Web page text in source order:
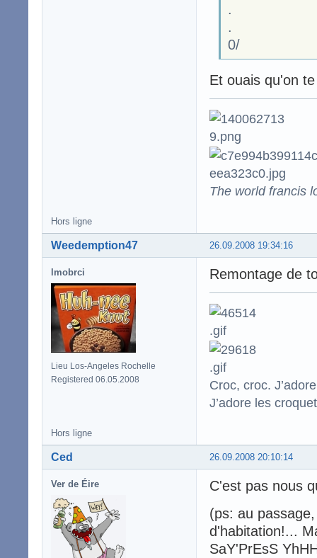
.
.
0/
Et ouais qu'on
The world francis
Hors ligne
26.09.2008 19:34:16
Weedemption47
lmobrci
Lieu Los-Angeles Rochelle
Registered 06.05.2008
Remontage de
Croc, croc.
J’adore les
Hors ligne
26.09.2008 20:10:14
Ced
Ver de Éire
C'est pas nous
(ps: au
d'habitation!...
SaY'PrEsS